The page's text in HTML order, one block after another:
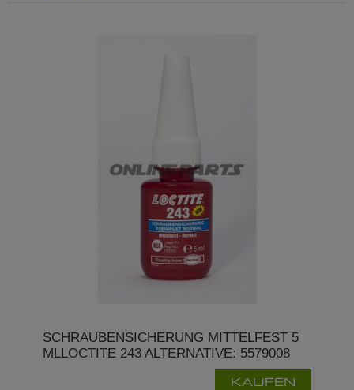
SCHRAUBENSICHERUNG MITTELFEST 5
MLLOCTITE 243 ALTERNATIVE: 5579008
KAUFEN